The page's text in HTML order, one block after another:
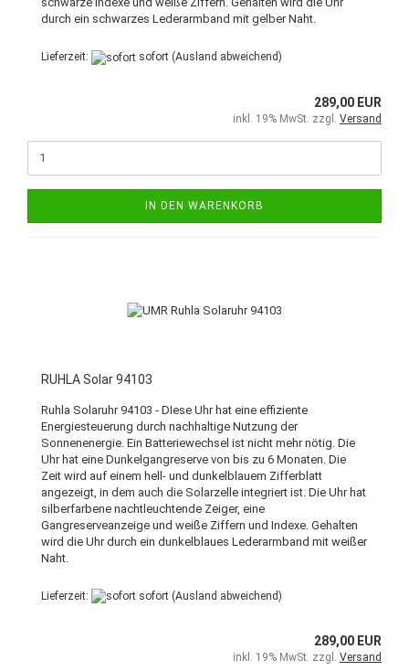
durch ein schwarzes Lederarmband mit gelber Naht.
Lieferzeit: sofort (Ausland abweichend)
289,00 EUR
inkl. 19% MwSt. zzgl. Versand
IN DEN WARENKORB
RUHLA Solar 94103
Ruhla Solaruhr 94103 - DIese Uhr hat eine effiziente
Energiesteuerung durch nachhaltige Nutzung der
Sonnenenergie. Ein Batteriewechsel ist nicht mehr nötig. Die
Uhr hat eine Dunkelgangreserve von bis zu 6 Monaten. Die
Zeit wird auf einem hell- und dunkelblauem Zifferblatt
angezeigt, in dem auch die Solarzelle integriert ist. Die Uhr hat
silberfarbene nachtleuchtende Zeiger, eine
Gangreserveanzeige und weiße Ziffern und Indexe. Gehalten
wird die Uhr durch ein dunkelblaues Lederarmband mit weißer
Naht.
Lieferzeit: sofort (Ausland abweichend)
289,00 EUR
inkl. 19% MwSt. zzgl. Versand